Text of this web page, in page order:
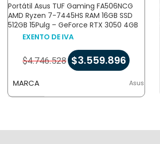
Portátil Asus TUF Gaming FA506NCG
AMD Ryzen 7-7445HS RAM 16GB SSD
512GB 15Pulg – GeForce RTX 3050 4GB
EXENTO DE IVA
$4.746.528 $3.559.896
MARCA Asus